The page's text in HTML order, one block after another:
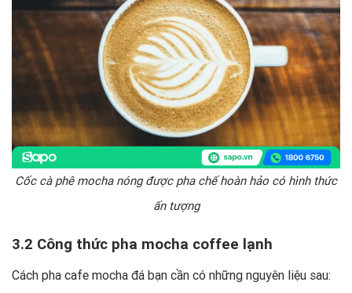
Cốc cà phê mocha nóng được pha chế hoàn hảo có hình thức
ấn tượng
3.2 Công thức pha mocha coffee lạnh
Cách pha cafe mocha đá bạn cần có những nguyên liệu sau: